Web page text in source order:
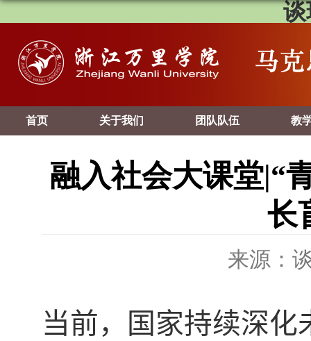
谈
首页 关于我们 团队队伍 教
融入社会大课堂|“
长
来源：
当前，国家持续深